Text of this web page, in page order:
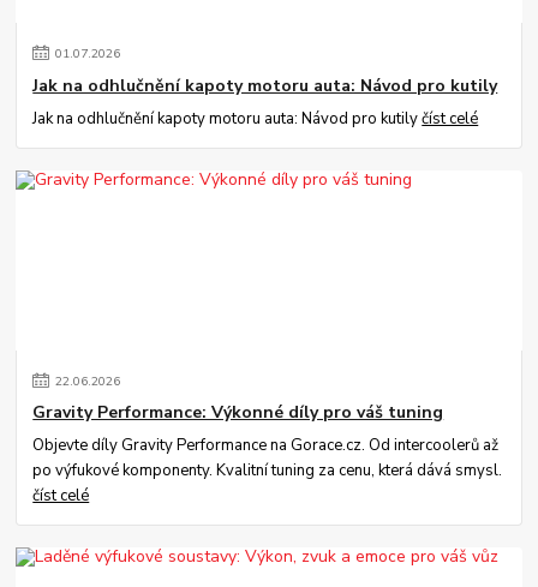
01.07.2026
Jak na odhlučnění kapoty motoru auta: Návod pro kutily
Jak na odhlučnění kapoty motoru auta: Návod pro kutilyčíst celé
22.06.2026
Gravity Performance: Výkonné díly pro váš tuning
Objevte díly Gravity Performance na Gorace.cz. Od intercoolerů až
po výfukové komponenty. Kvalitní tuning za cenu, která dává smysl.
číst celé